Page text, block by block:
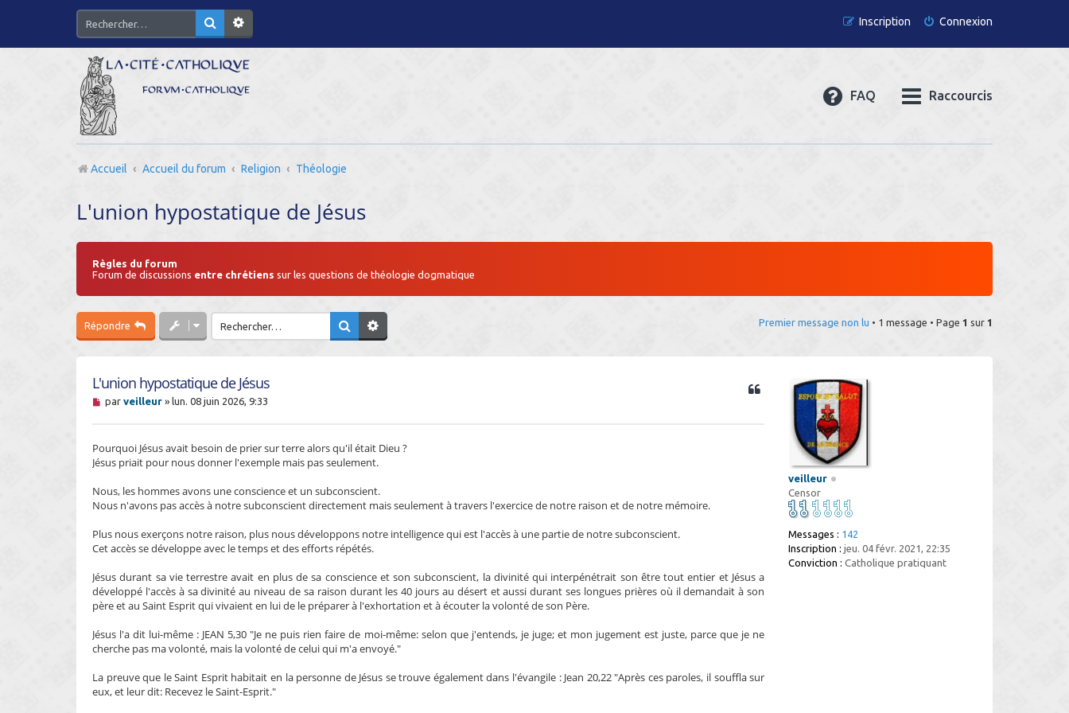
Connexion
Inscription
Raccourcis
FAQ
Accueil Accueil du forum Religion Théologie
L'union hypostatique de Jésus
Règles du forum
Forum de discussions entre chrétiens sur les questions de théologie dogmatique
Répondre Premier message non lu • 1 message • Page 1 sur 1
veilleur
Censor
Messages : 142
Inscription : jeu. 04 févr. 2021, 22:35
Conviction : Catholique pratiquant
L'union hypostatique de Jésus
M
a
g
o
n
u
par veilleur» lun. 08 juin 2026, 9:33
Pourquoi Jésus avait besoin de prier sur terre alors qu'il était Dieu ?
Jésus priait pour nous donner l'exemple mais pas seulement.
Nous, les hommes avons une conscience et un subconscient.
Nous n'avons pas accès à notre subconscient directement mais seulement à travers l'exercice de notre raison et de notre mémoire.
Plus nous exerçons notre raison, plus nous développons notre intelligence qui est l'accès à une partie de notre subconscient.
Cet accès se développe avec le temps et des efforts répétés.
Jésus durant sa vie terrestre avait en plus de sa conscience et son subconscient, la divinité qui interpénétrait son être tout entier et Jésus a
développé l'accès à sa divinité au niveau de sa raison durant les 40 jours au désert et aussi durant ses longues prières où il demandait à son
père et au Saint Esprit qui vivaient en lui de le préparer à l'exhortation et à écouter la volonté de son Père.
Jésus l'a dit lui-même : JEAN 5,30 "Je ne puis rien faire de moi-même: selon que j'entends, je juge; et mon jugement est juste, parce que je ne
cherche pas ma volonté, mais la volonté de celui qui m'a envoyé."
La preuve que le Saint Esprit habitait en la personne de Jésus se trouve également dans l'évangile : Jean 20,22 "Après ces paroles, il souffla sur
eux, et leur dit: Recevez le Saint-Esprit."